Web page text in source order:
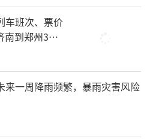
车班次、票价
南到郑州3小
来一周降雨频繁，暴雨灾害风险